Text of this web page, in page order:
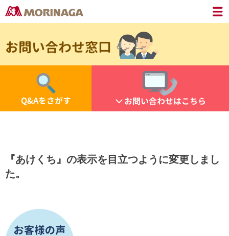
お問い合わせ窓口
Q&Aをさがす お問い合わせはこちら
『あけくち』の表示を目立つように変更しまし
た。